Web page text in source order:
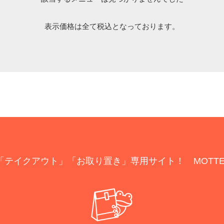
表示価格は全て税込となっております。
テイクアウト」「お取り置き」専用サイト！